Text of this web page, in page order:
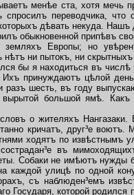
менѣе ста, хотя мечь
спросилъ переводчика, что
дѣвать некуда. Нашъ
обыкновенной припѣвъ
земляхъ Европы; но
ни пытокъ, ни скрытныхъ
бы я находиться въ
принуждаютъ цѣлой
шесть, въ году
вырытой большой ямѣ.
о жителяхъ
кричатъ, друг³е
ходятъ по извѣстнымъ
сострадан³е въ
Собаки не имѣютъ нужды
каждой улицѣ по одной
съ наблюден³емъ
Государя, которой родился